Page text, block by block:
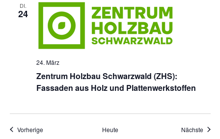
DI.
24
Zentrum Holzbau Schwarzwald (ZHS):
Fassaden aus Holz und Plattenwerkstoffen
24. März
VorherigeVeranstaltungen Heute Nächste